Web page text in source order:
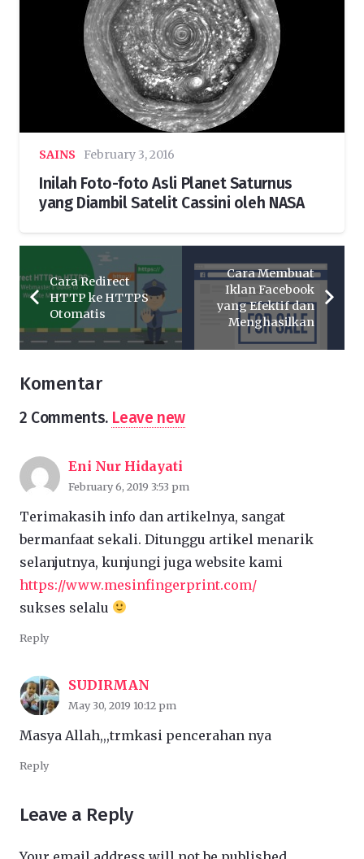
SAINS February 3, 2016
Inilah Foto-foto Asli Planet Saturnus
yang Diambil Satelit Cassini oleh NASA
Cara Redirect
HTTP ke HTTPS
Otomatis
Cara Membuat
Iklan Facebook
yang Efektif dan
Menghasilkan
Komentar
2 Comments. Leave new
Eni Nur Hidayati
February 6, 2019 3:53 pm
Terimakasih info dan artikelnya, sangat
bermanfaat sekali. Ditunggu artikel menarik
selanjutnya, kunjungi juga website kami
https://www.mesinfingerprint.com/
sukses selalu
Reply
SUDIRMAN
May 30, 2019 10:12 pm
Masya Allah,,,trmkasi pencerahan nya
Reply
Leave a Reply